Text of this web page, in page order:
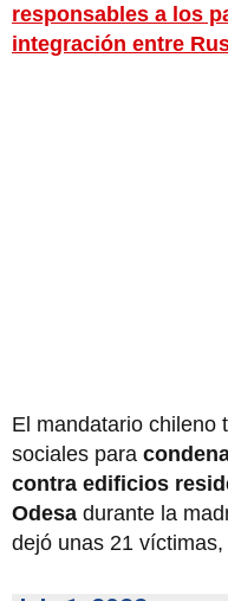
responsables a los
integración entre
El mandatario chileno
sociales para
contra edificios
Odesa durante la
dejó unas 21